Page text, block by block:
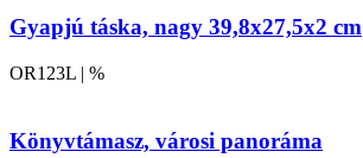
Gyapjú táska, nagy 39,8x27,5x2 cm
OR123L | %
Könyvtámasz, városi panoráma